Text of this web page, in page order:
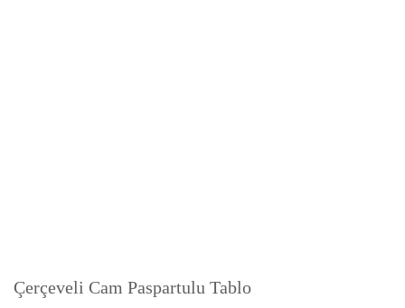
Çerçeveli Cam Paspartulu Tablo